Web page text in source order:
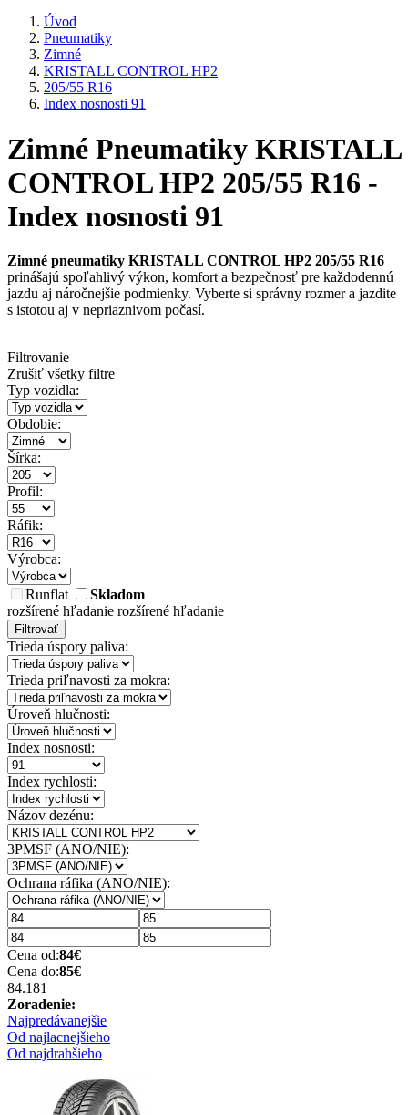
Úvod
Pneumatiky
Zimné
KRISTALL CONTROL HP2
205/55 R16
Index nosnosti 91
Zimné Pneumatiky KRISTALL
CONTROL HP2 205/55 R16 -
Index nosnosti 91
Zimné pneumatiky KRISTALL CONTROL HP2 205/55 R16
prinášajú spoľahlivý výkon, komfort a bezpečnosť pre každodennú
jazdu aj náročnejšie podmienky. Vyberte si správny rozmer a jazdite
s istotou aj v nepriaznivom počasí.
Filtrovanie
Zrušiť všetky filtre
Typ vozidla:
Obdobie:
Šírka:
Profil:
Ráfik:
Výrobca:
Runflat
Skladom
rozšírené hľadanie rozšírené hľadanie
Filtrovať
Trieda úspory paliva:
Trieda priľnavosti za mokra:
Úroveň hlučnosti:
Index nosnosti:
Index rychlosti:
Názov dezénu:
3PMSF (ANO/NIE):
Ochrana ráfika (ANO/NIE):
Cena od:84€
Cena do:85€
84.181
Zoradenie:
Najpredávanejšie
Od najlacnejšieho
Od najdrahšieho